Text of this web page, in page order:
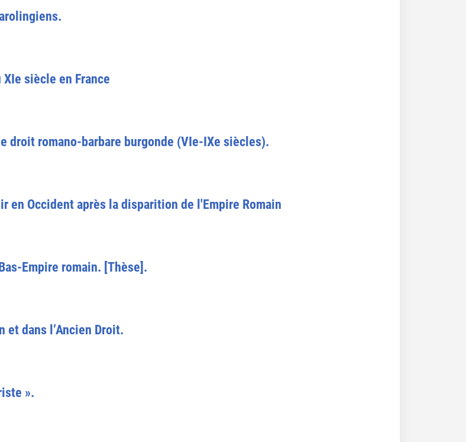
siècle en France
droit romano-barbare burgonde (VIe-IXe siècles).
en Occident après la disparition de l'Empire Romain
Empire romain. [Thèse].
dans l’Ancien Droit.
».